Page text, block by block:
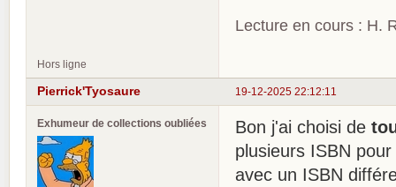
Lecture en cours : H.
Hors ligne
19-12-2025 22:12:11
Pierrick'Tyosaure
Exhumeur de collections oubliées Bon j'ai choisi de
plusieurs ISBN
avec un ISBN